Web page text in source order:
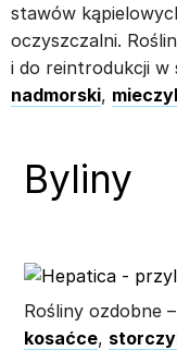
stawów
oczyszczalni.
i do reintrodukcji w
nadmorski,
Byliny
Rośliny ozdobne –
kosaćce,